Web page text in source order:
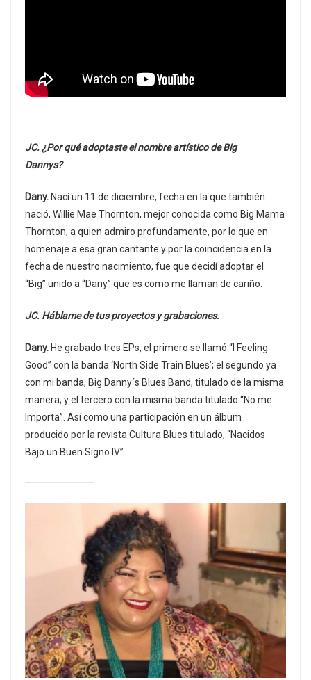
JC. ¿Por qué adoptaste el nombre artístico de Big
Dannys?
Dany. Nací un 11 de diciembre, fecha en la que también
nació, Willie Mae Thornton, mejor conocida como Big Mama
Thornton, a quien admiro profundamente, por lo que en
homenaje a esa gran cantante y por la coincidencia en la
fecha de nuestro nacimiento, fue que decidí adoptar el
“Big” unido a “Dany” que es como me llaman de cariño.
JC. Háblame de tus proyectos y grabaciones.
Dany. He grabado tres EPs, el primero se llamó “I Feeling
Good” con la banda ‘North Side Train Blues’; el segundo ya
con mi banda, Big Danny´s Blues Band, titulado de la misma
manera; y el tercero con la misma banda titulado “No me
Importa”. Así como una participación en un álbum
producido por la revista Cultura Blues titulado, “Nacidos
Bajo un Buen Signo IV”.